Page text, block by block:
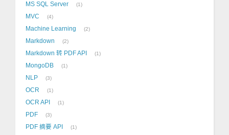
MS SQL Server 1
MVC 4
Machine Learning 2
Markdown 2
Markdown 转 PDF API 1
MongoDB 1
NLP 3
OCR 1
OCR API 1
PDF 3
PDF 摘要 API 1